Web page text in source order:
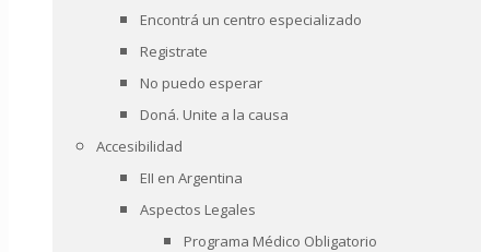
Encontrá un centro especializado
Registrate
No puedo esperar
Doná. Unite a la causa
Accesibilidad
EII en Argentina
Aspectos Legales
Programa Médico Obligatorio